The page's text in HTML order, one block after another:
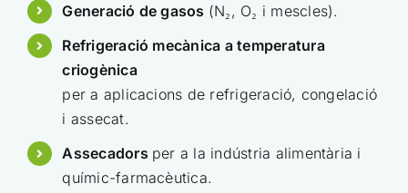
Generació de gasos (N₂, O₂ i mescles).
Refrigeració mecànica a temperatura
criogènica
per a aplicacions de refrigeració, congelació
i assecat.
Assecadors per a la indústria alimentària i
químic-farmacèutica.